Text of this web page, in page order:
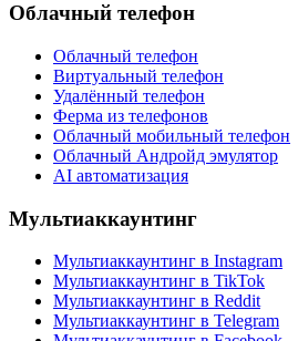
Облачный телефон
Облачный телефон
Виртуальный телефон
Удалённый телефон
Ферма из телефонов
Облачный мобильный телефон
Облачный Андройд эмулятор
AI автоматизация
Мультиаккаунтинг
Мультиаккаунтинг в Instagram
Мультиаккаунтинг в TikTok
Мультиаккаунтинг в Reddit
Мультиаккаунтинг в Telegram